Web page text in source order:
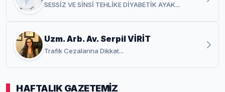
SESSİZ VE SİNSİ TEHLİKE DİYABETİK AYAK...
Uzm. Arb. Av. Serpil VİRİT
Trafik Cezalarına Dikkat...
HAFTALIK GAZETEMİZ